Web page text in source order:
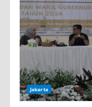
PTPS
Jakarta